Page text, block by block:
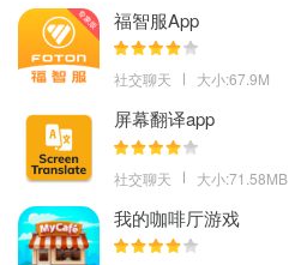
福智服App
社交聊天 大小:67.9M
屏幕翻译app
社交聊天 大小:71.58MB
我的咖啡厅游戏